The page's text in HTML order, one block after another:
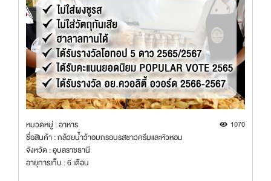
หมวดหมู่ : อาหาร 1070
ชื่อสินค้า : กล้วยน้ำว้าอบกรอบรสซาวครีมและหัวหอม
จังหวัด : อุบลราชธานี
อายุการเก็บ : 6 เดือน